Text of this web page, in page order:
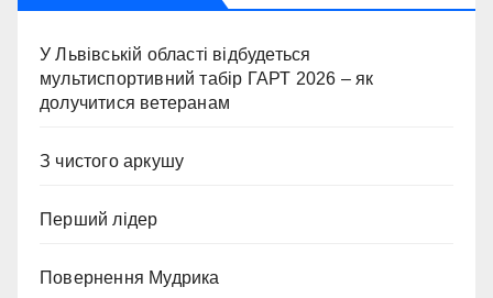
У Львівській області відбудеться
мультиспортивний табір ГАРТ 2026 – як
долучитися ветеранам
З чистого аркушу
Перший лідер
Повернення Мудрика